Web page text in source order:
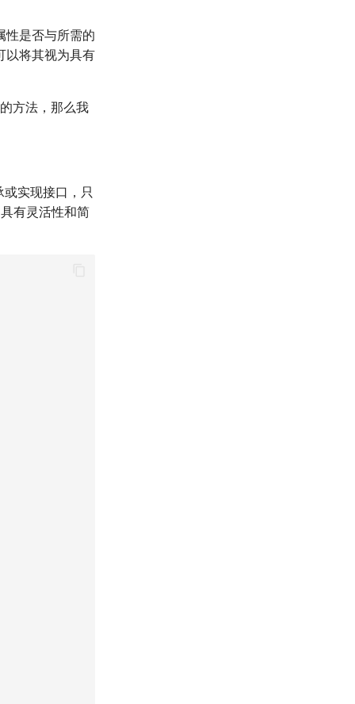
性是否与所需的
以将其视为具有
的方法，那么我
实现接口，只
有灵活性和简